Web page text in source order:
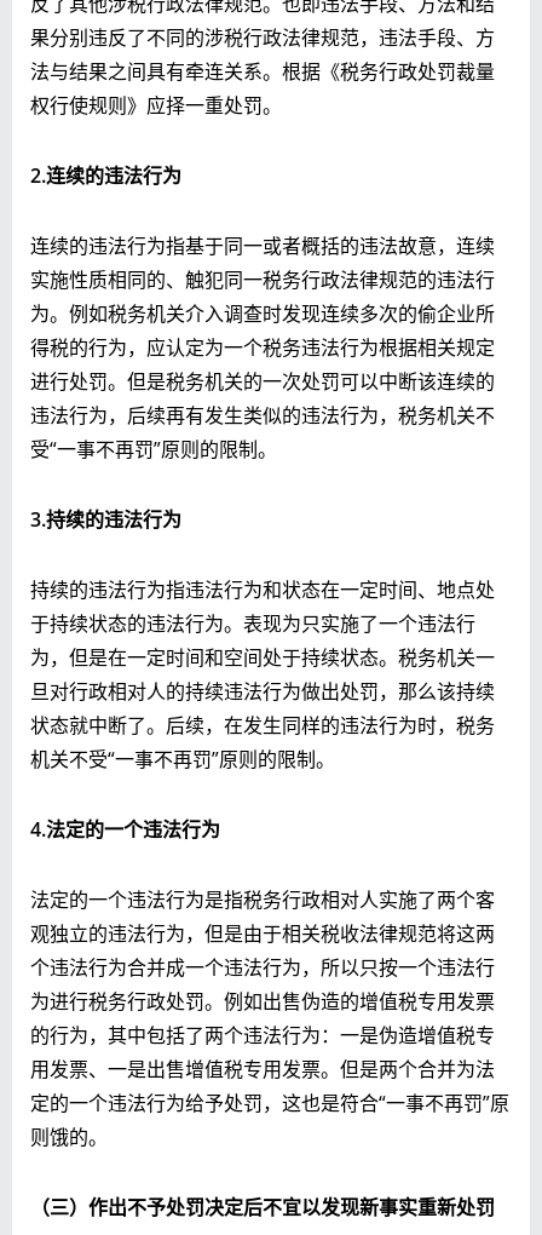
果分别违反了不同的涉税行政法律规范，违法手段、方
法与结果之间具有牵连关系。根据《税务行政处罚裁量
权行使规则》应择一重处罚。
2.连续的违法行为
连续的违法行为指基于同一或者概括的违法故意，连续
实施性质相同的、触犯同一税务行政法律规范的违法行
为。例如税务机关介入调查时发现连续多次的偷企业所
得税的行为，应认定为一个税务违法行为根据相关规定
进行处罚。但是税务机关的一次处罚可以中断该连续的
违法行为，后续再有发生类似的违法行为，税务机关不
受“一事不再罚”原则的限制。
3.持续的违法行为
持续的违法行为指违法行为和状态在一定时间、地点处
于持续状态的违法行为。表现为只实施了一个违法行
为，但是在一定时间和空间处于持续状态。税务机关一
旦对行政相对人的持续违法行为做出处罚，那么该持续
状态就中断了。后续，在发生同样的违法行为时，税务
机关不受“一事不再罚”原则的限制。
4.法定的一个违法行为
法定的一个违法行为是指税务行政相对人实施了两个客
观独立的违法行为，但是由于相关税收法律规范将这两
个违法行为合并成一个违法行为，所以只按一个违法行
为进行税务行政处罚。例如出售伪造的增值税专用发票
的行为，其中包括了两个违法行为：一是伪造增值税专
用发票、一是出售增值税专用发票。但是两个合并为法
定的一个违法行为给予处罚，这也是符合“一事不再罚”原
则饿的。
（三） 作出不予处罚决定后不宜以发现新事实重新处罚